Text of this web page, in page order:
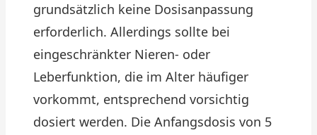
grundsätzlich keine Dosisanpassung
erforderlich. Allerdings sollte bei
eingeschränkter Nieren- oder
Leberfunktion, die im Alter häufiger
vorkommt, entsprechend vorsichtig
dosiert werden. Die Anfangsdosis von 5